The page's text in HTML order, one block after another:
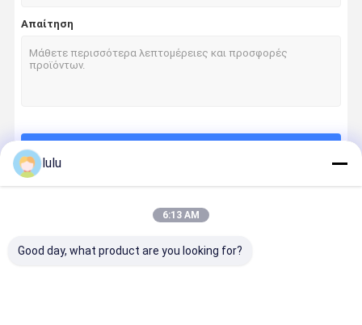
οπτικών ινών Αξεσουάρ
ONU OLT
Απαίτηση
lulu
6:13 AM
Good day, what product are you looking for?